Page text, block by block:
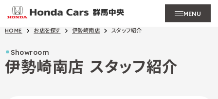
MENU
HOME お店を探す 伊勢崎南店 スタッフ紹介
Showroom
伊勢崎南店 スタッフ紹介